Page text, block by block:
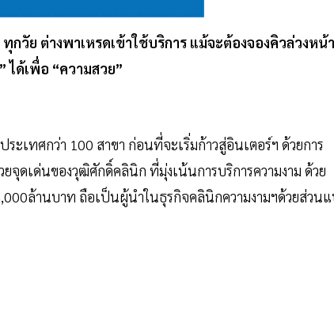
วัย ต่างพาเหรดเข้าใช้บริการ แม้จะต้องจองคิวล่วงหน้า
ด้เพื่อ “ความสวย”
เทศกว่า 100 สาขา ก่อนที่จะเริ่มก้าวสู่อินเตอร์ฯ ด้วยการ
จุดเด่นของวุฒิศักดิ์คลินิก ที่มุ่งเน้นการบริการความงาม ด้วย
ล้านบาท ถือเป็นผู้นำในธุรกิจคลินิกความงามฯด้วยส่วนแ